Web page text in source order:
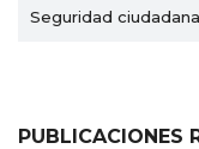
Seguridad ciudadana
PUBLICACIONES